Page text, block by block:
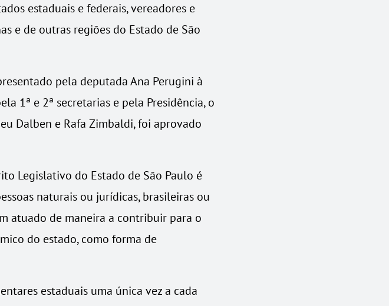
estaduais e federais, vereadores e
e de outras regiões do Estado de São
pela deputada Ana Perugini à
1ª e 2ª secretarias e pela Presidência, o
Dalben e Rafa Zimbaldi, foi aprovado
Legislativo do Estado de São Paulo é
naturais ou jurídicas, brasileiras ou
atuado de maneira a contribuir para o
do estado, como forma de
estaduais uma única vez a cada